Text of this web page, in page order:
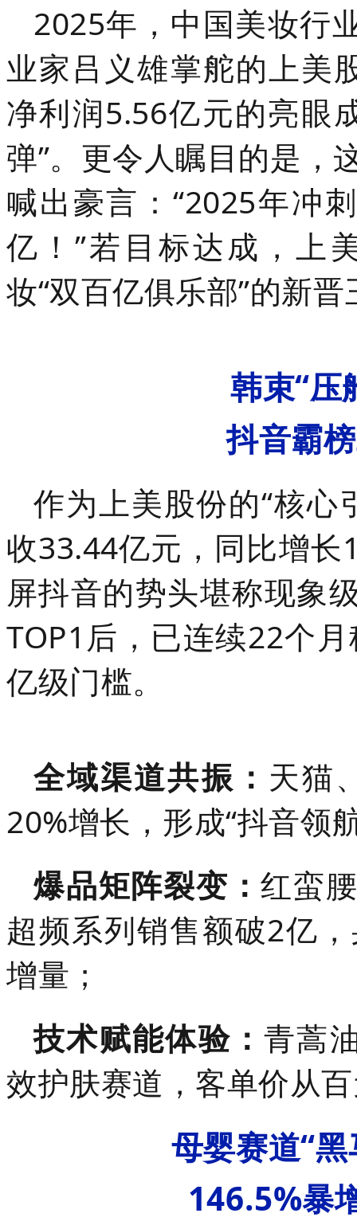
2025年，中国美妆行
业家吕义雄掌舵的上美
净利润5.56亿元的亮眼
弹”。更令人瞩目的是，
喊出豪言：“2025年冲
亿！”若目标达成，上
妆“双百亿俱乐部”的新
韩束“压
抖音霸
作为上美股份的“核心
收33.44亿元，同比增长
屏抖音的势头堪称现象
TOP1后，已连续22个
亿级门槛。
全域渠道共振： 天猫
20%增长，形成“抖音领
爆品矩阵裂变：红蛮
超频系列销售额破2亿
增量；
技术赋能体验：青蒿
效护肤赛道，客单价从
母婴赛道“
146.5%暴